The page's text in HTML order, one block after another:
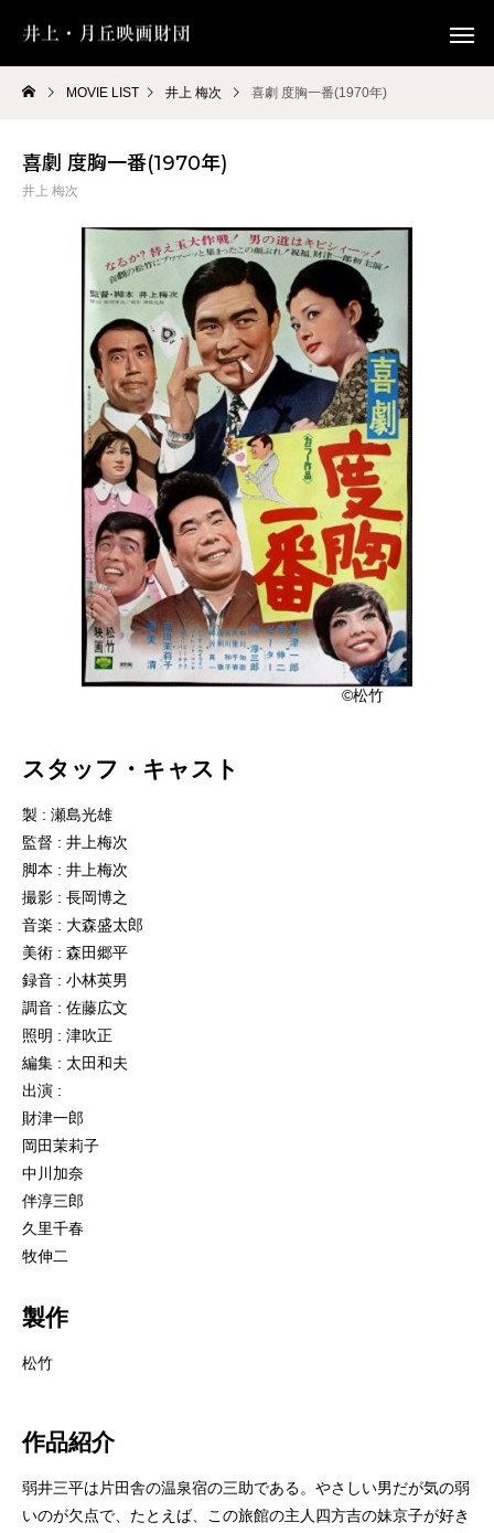
MOVIE LIST 井上 梅次 喜劇 度胸一番(1970年)
喜劇 度胸一番(1970年)
井上 梅次
©松竹
スタッフ・キャスト
製 : 瀬島光雄
監督 : 井上梅次
脚本 : 井上梅次
撮影 : 長岡博之
音楽 : 大森盛太郎
美術 : 森田郷平
録音 : 小林英男
調音 : 佐藤広文
照明 : 津吹正
編集 : 太田和夫
出演 :
財津一郎
岡田茉莉子
中川加奈
伴淳三郎
久里千春
牧伸二
製作
松竹
作品紹介
弱井三平は片田舎の温泉宿の三助である。やさしい男だが気の弱
いのが欠点で、たとえば、この旅館の主人四方吉の妹京子が好き